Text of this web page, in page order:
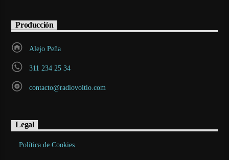
Producción
Alejo Peña
311 234 25 34
contacto@radiovoltio.com
Legal
Política de Cookies